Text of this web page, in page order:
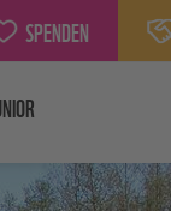
SPENDEN